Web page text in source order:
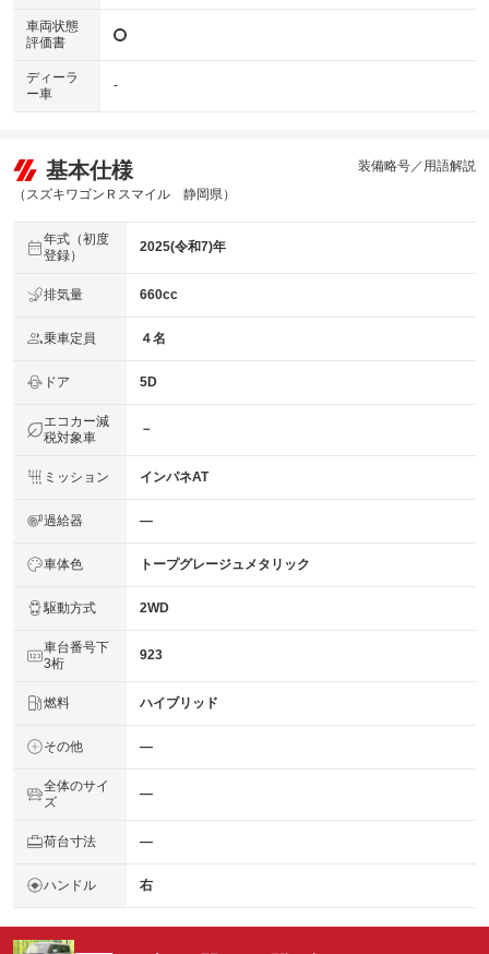
車両状態
評価書
ディーラ
ー車
-
基本仕様
（スズキワゴンＲスマイル 静岡県）
装備略号／用語解説
年式（初度
登録）
2025(令和7)年
排気量 660cc
乗車定員 ４名
ドア 5D
エコカー減
税対象車
－
ミッション インパネAT
過給器 ―
車体色 トープグレージュメタリック
駆動方式 2WD
車台番号下
3桁
923
燃料 ハイブリッド
その他 ―
全体のサイ
ズ
―
荷台寸法 ―
ハンドル 右